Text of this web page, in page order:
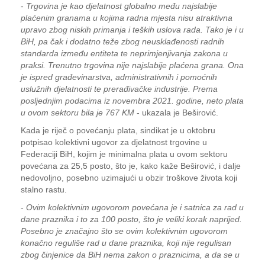
- Trgovina je kao djelatnost globalno među najslabije
plaćenim granama u kojima radna mjesta nisu atraktivna
upravo zbog niskih primanja i teških uslova rada. Tako je i u
BiH, pa čak i dodatno teže zbog neusklađenosti radnih
standarda između entiteta te neprimjenjivanja zakona u
praksi. Trenutno trgovina nije najslabije plaćena grana. Ona
je ispred građevinarstva, administrativnih i pomoćnih
uslužnih djelatnosti te prerađivačke industrije. Prema
posljednjim podacima iz novembra 2021. godine, neto plata
u ovom sektoru bila je 767 KM - ukazala je Beširović.
Kada je riječ o povećanju plata, sindikat je u oktobru
potpisao kolektivni ugovor za djelatnost trgovine u
Federaciji BiH, kojim je minimalna plata u ovom sektoru
povećana za 25,5 posto, što je, kako kaže Beširović, i dalje
nedovoljno, posebno uzimajući u obzir troškove života koji
stalno rastu.
- Ovim kolektivnim ugovorom povećana je i satnica za rad u
dane praznika i to za 100 posto, što je veliki korak naprijed.
Posebno je značajno što se ovim kolektivnim ugovorom
konačno reguliše rad u dane praznika, koji nije regulisan
zbog činjenice da BiH nema zakon o praznicima, a da se u